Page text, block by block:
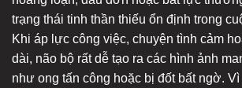
trạng thái tinh thần thiếu ổn định trong
Khi áp lực công việc, chuyện tình cảm
dài, não bộ rất dễ tạo ra các hình ảnh
như ong tấn công hoặc bị đốt bất ngờ. Vì